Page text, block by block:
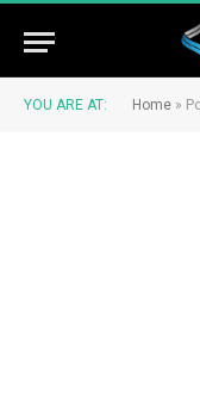
YOU ARE AT: Home »